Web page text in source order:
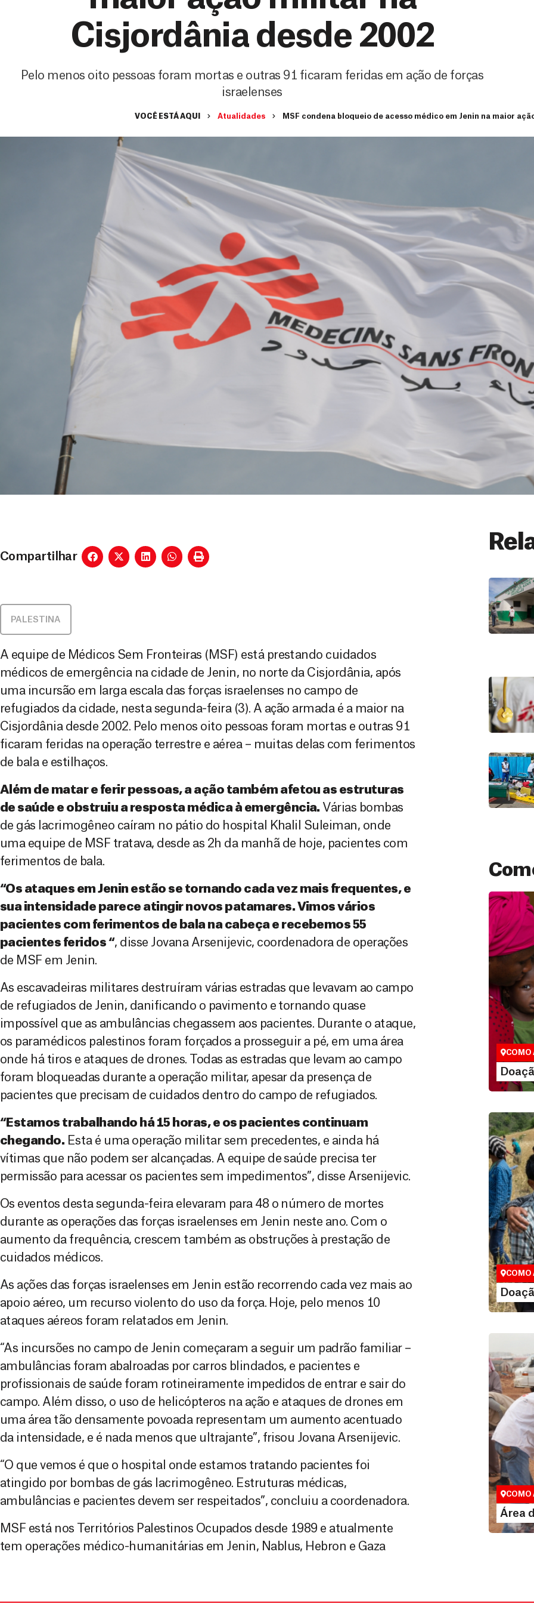
Cisjordânia desde 2002
Pelo menos oito pessoas foram mortas e outras 91 ficaram feridas em ação de forças
israelenses
VOCÊ ESTÁ AQUI Atualidades MSF condena bloqueio de acesso médico em Jenin na maior
Compartilhar
PALESTINA
A equipe de Médicos Sem Fronteiras (MSF) está prestando cuidados
médicos de emergência na cidade de Jenin, no norte da Cisjordânia, após
uma incursão em larga escala das forças israelenses no campo de
refugiados da cidade, nesta segunda-feira (3). A ação armada é a maior na
Cisjordânia desde 2002. Pelo menos oito pessoas foram mortas e outras 91
ficaram feridas na operação terrestre e aérea – muitas delas com ferimentos
de bala e estilhaços.
Além de matar e ferir pessoas, a ação também afetou as estruturas
de saúde e obstruiu a resposta médica à emergência. Várias bombas
de gás lacrimogêneo caíram no pátio do hospital Khalil Suleiman, onde
uma equipe de MSF tratava, desde as 2h da manhã de hoje, pacientes com
ferimentos de bala.
“Os ataques em Jenin estão se tornando cada vez mais frequentes, e
sua intensidade parece atingir novos patamares. Vimos vários
pacientes com ferimentos de bala na cabeça e recebemos 55
pacientes feridos “, disse Jovana Arsenijevic, coordenadora de operações
de MSF em Jenin.
As escavadeiras militares destruíram várias estradas que levavam ao campo
de refugiados de Jenin, danificando o pavimento e tornando quase
impossível que as ambulâncias chegassem aos pacientes. Durante o ataque,
os paramédicos palestinos foram forçados a prosseguir a pé, em uma área
onde há tiros e ataques de drones. Todas as estradas que levam ao campo
foram bloqueadas durante a operação militar, apesar da presença de
pacientes que precisam de cuidados dentro do campo de refugiados.
“Estamos trabalhando há 15 horas, e os pacientes continuam
chegando. Esta é uma operação militar sem precedentes, e ainda há
vítimas que não podem ser alcançadas. A equipe de saúde precisa ter
permissão para acessar os pacientes sem impedimentos”, disse Arsenijevic.
Os eventos desta segunda-feira elevaram para 48 o número de mortes
durante as operações das forças israelenses em Jenin neste ano. Com o
aumento da frequência, crescem também as obstruções à prestação de
cuidados médicos.
As ações das forças israelenses em Jenin estão recorrendo cada vez mais ao
apoio aéreo, um recurso violento do uso da força. Hoje, pelo menos 10
ataques aéreos foram relatados em Jenin.
“As incursões no campo de Jenin começaram a seguir um padrão familiar –
ambulâncias foram abalroadas por carros blindados, e pacientes e
profissionais de saúde foram rotineiramente impedidos de entrar e sair do
campo. Além disso, o uso de helicópteros na ação e ataques de drones em
uma área tão densamente povoada representam um aumento acentuado
da intensidade, e é nada menos que ultrajante”, frisou Jovana Arsenijevic.
“O que vemos é que o hospital onde estamos tratando pacientes foi
atingido por bombas de gás lacrimogêneo. Estruturas médicas,
ambulâncias e pacientes devem ser respeitados”, concluiu a coordenadora.
MSF está nos Territórios Palestinos Ocupados desde 1989 e atualmente
tem operações médico-humanitárias em Jenin, Nablus, Hebron e Gaza
Doação
São as
que nos
vidas em
COMO
Você
maneiras,
valor que
COMO
Área
Espaço
COMO
Área